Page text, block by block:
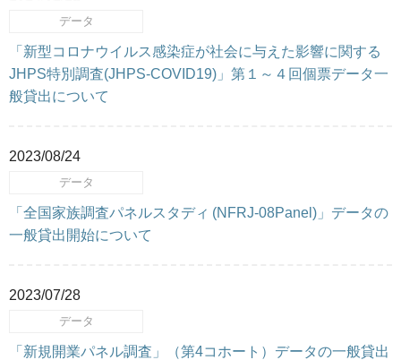
データ
「新型コロナウイルス感染症が社会に与えた影響に関する
JHPS特別調査(JHPS-COVID19)」第１～４回個票データ一
般貸出について
2023/08/24
データ
「全国家族調査パネルスタディ (NFRJ-08Panel)」データの
一般貸出開始について
2023/07/28
データ
「新規開業パネル調査」（第4コホート）データの一般貸出